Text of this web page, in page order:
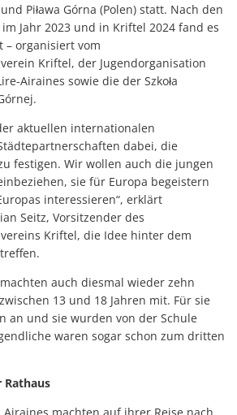
Piława Górna (Polen) statt. Nach den
Jahr 2023 und in Kriftel 2024 fand es
– organisiert vom
Kriftel, der Jugendorganisation
Airaines sowie die der Szkoła
aktuellen internationalen
dabei, die
festigen. Wir wollen auch die jungen
sie für Europa begeistern
interessieren“, erklärt
Seitz, Vorsitzender des
Kriftel, die Idee hinter dem
auch diesmal wieder zehn
13 und 18 Jahren mit. Für sie
an und sie wurden von der Schule
waren sogar schon zum dritten
Rathaus
Airaines machten auf ihrer Reise nach